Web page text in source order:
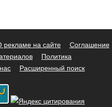
рекламе на сайте
Соглашение
Политика
Расширенный поиск